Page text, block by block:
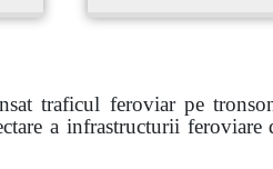
traficul feroviar pe
a infrastructurii feroviare